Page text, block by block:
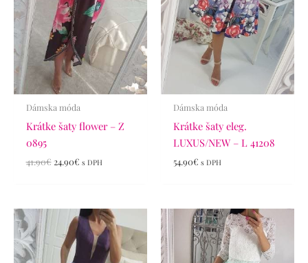
Dámska móda
Krátke šaty flower – Z
0895
41.90€ 24.90€ s DPH
Dámska móda
Krátke šaty eleg.
LUXUS/NEW – L 41208
54.90€ s DPH